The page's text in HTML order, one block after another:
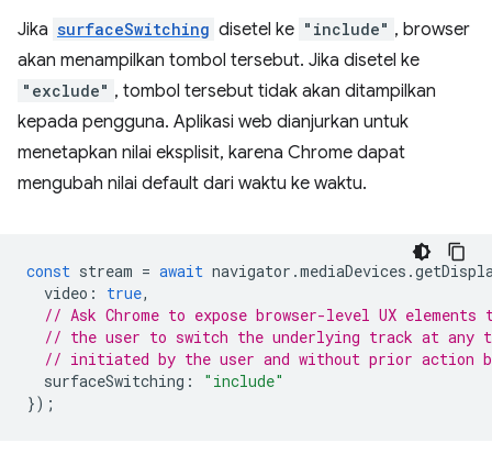
Jika surfaceSwitching disetel ke "include" , browser
akan menampilkan tombol tersebut. Jika disetel ke
"exclude" , tombol tersebut tidak akan ditampilkan
kepada pengguna. Aplikasi web dianjurkan untuk
menetapkan nilai eksplisit, karena Chrome dapat
mengubah nilai default dari waktu ke waktu.
const stream = await navigator .mediaDevices .
video : true,
// Ask Chrome to expose browser-level UX
// the user to switch the underlying track at any
// initiated by the user and without prior action
surfaceSwitching :
"include"
});